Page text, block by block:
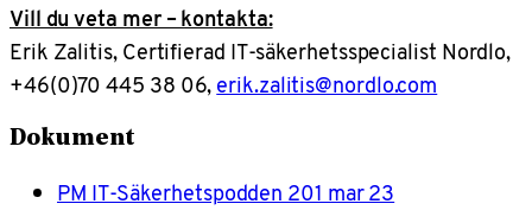
Vill du veta mer – kontakta:
Erik Zalitis, Certifierad IT-säkerhetsspecialist Nordlo,
+46(0)70 445 38 06,erik.zalitis@nordlo.com
Dokument
PM IT-Säkerhetspodden 201 mar 23